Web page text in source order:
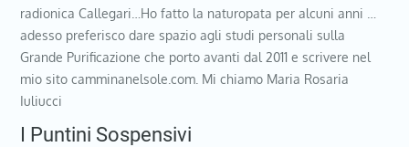
radionica Callegari…Ho fatto la naturopata per alcuni anni …
adesso preferisco dare spazio agli studi personali sulla
Grande Purificazione che porto avanti dal 2011 e scrivere nel
mio sito camminanelsole.com. Mi chiamo Maria Rosaria
Iuliucci
I Puntini Sospensivi